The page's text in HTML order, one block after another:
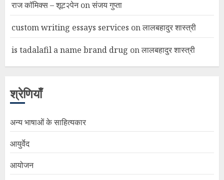
राज कॉमिक्स – शूट२पेनonसंजय गुप्ता
custom writing essays services onलालबहादुर शास्त्री
is tadalafil a name brand drug onलालबहादुर शास्त्री
श्रेणियाँ
अन्य भाषाओं के साहित्यकार
आयुर्वेद
आयोजन